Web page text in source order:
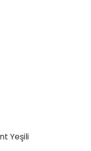
Yeşili